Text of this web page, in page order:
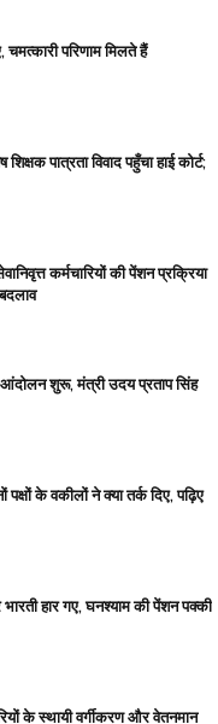
चमत्कारी परिणाम मिलते हैं
पात्रता विवाद पहुँचा हाई कोर्ट;
कर्मचारियों की पेंशन प्रक्रिया
शुरू, मंत्री उदय प्रताप सिंह
के वकीलों ने क्या तर्क दिए, पढ़िए
भारती हार गए, घनश्याम की पेंशन पक्की
के स्थायी वर्गीकरण और वेतनमान